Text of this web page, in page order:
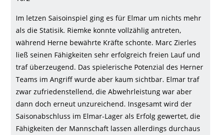
Handball
Schwimmen
login
Gallerie
Im letzen Saisoinspiel ging es für Elmar um nichts mehr
als die Statisik. Riemke konnte vollzählig antreten,
während Herne bewährte Kräfte schonte. Marc Zierles
ließ seinen Fähigkeiten sehr erfolgreich freien Lauf und
traf überzeugend. Das spielerische Potenzial des Herner
Teams im Angriff wurde aber kaum sichtbar. Elmar traf
zwar zufriedenstellend, die Abwehrleistung war aber
dann doch erneut unzureichend. Insgesamt wird der
Saisonabschluss im Elmar-Lager als Erfolg gewertet, die
Fähigkeiten der Mannschaft lassen allerdings durchaus